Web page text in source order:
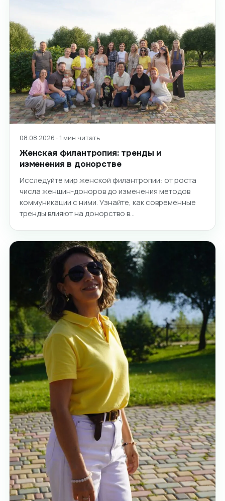
08.08.2026 · 1 мин читать
Женская филантропия: тренды и
изменения в донорстве
Исследуйте мир женской филантропии: от роста
числа женщин-доноров до изменения методов
коммуникации с ними. Узнайте, как современные
тренды влияют на донорство в…